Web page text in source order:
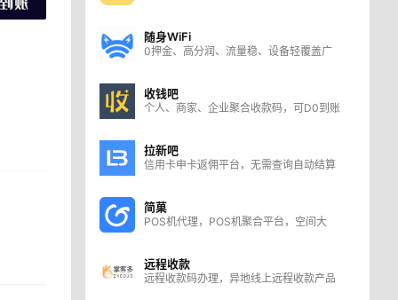
随身WiFi
0押金、高分润、流量稳、设备轻覆盖广
收钱吧
个人、商家、企业聚合收款码，可D0到账
拉新吧
信用卡申卡返佣平台，无需查询自动结算
简菓
POS机代理，POS机聚合平台，空间大
远程收款
远程收款码办理，异地线上远程收款产品